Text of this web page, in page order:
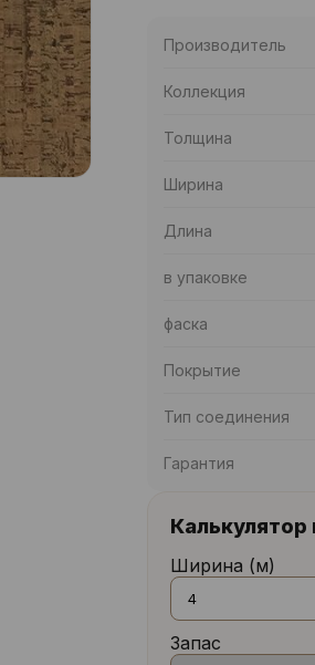
Производитель
Коллекция
Толщина
Ширина
Длина
в упаковке
фаска
Покрытие
Тип соединения
Гарантия
Ширина (м)
Запас